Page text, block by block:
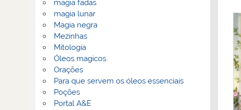
magia fadas
magia lunar
Magia negra
Mezinhas
Mitologia
Óleos magicos
Orações
Para que servem os óleos essenciais
Poções
Portal A&E